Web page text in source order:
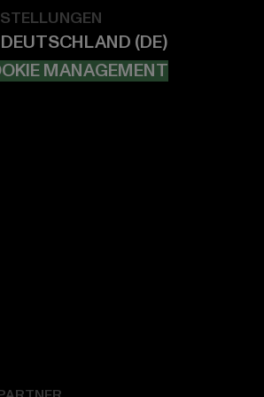
MANAGEMENT